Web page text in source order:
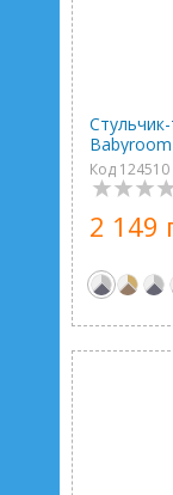
Код 124510
2 149